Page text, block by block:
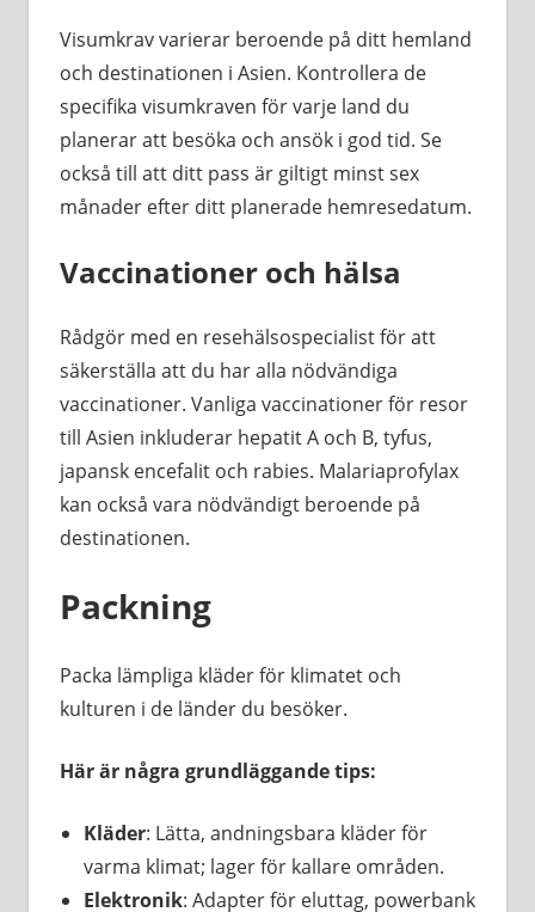
Visumkrav varierar beroende på ditt hemland
och destinationen i Asien. Kontrollera de
specifika visumkraven för varje land du
planerar att besöka och ansök i god tid. Se
också till att ditt pass är giltigt minst sex
månader efter ditt planerade hemresedatum.
Vaccinationer och hälsa
Rådgör med en resehälsospecialist för att
säkerställa att du har alla nödvändiga
vaccinationer. Vanliga vaccinationer för resor
till Asien inkluderar hepatit A och B, tyfus,
japansk encefalit och rabies. Malariaprofylax
kan också vara nödvändigt beroende på
destinationen.
Packning
Packa lämpliga kläder för klimatet och
kulturen i de länder du besöker.
Här är några grundläggande tips:
Kläder: Lätta, andningsbara kläder för
varma klimat; lager för kallare områden.
Elektronik: Adapter för eluttag, powerbank